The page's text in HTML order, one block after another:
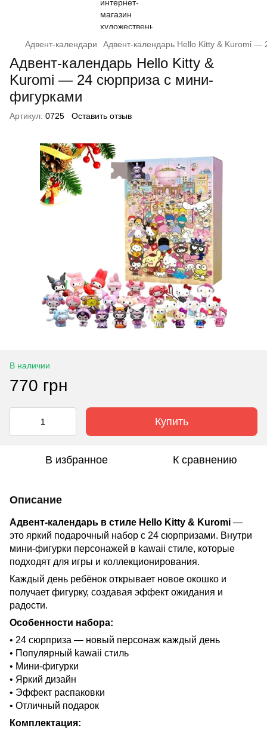
Адвент-календари Адвент-календарь Hello Kitty & Kuromi
Адвент-календарь Hello Kitty &
Kuromi — 24 сюрприза с мини-
фигурками
Артикул: 0725 Оставить отзыв
В наличии
770 грн
Купить
В избранное К сравнению
Описание
Адвент-календарь в стиле Hello Kitty & Kuromi —
это яркий подарочный набор с 24 сюрпризами. Внутри
мини-фигурки персонажей в kawaii стиле, которые
подходят для игры и коллекционирования.
Каждый день ребёнок открывает новое окошко и
получает фигурку, создавая эффект ожидания и
радости.
Особенности набора:
• 24 сюрприза — новый персонаж каждый день
• Популярный kawaii стиль
• Мини-фигурки
• Яркий дизайн
• Эффект распаковки
• Отличный подарок
Комплектация: